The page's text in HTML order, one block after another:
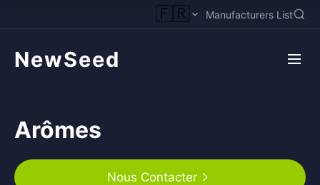
🇫🇷 Manufacturers List
NewSeed
Arômes
Nous Contacter